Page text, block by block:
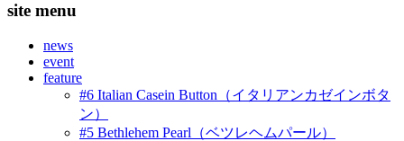
site menu
news
event
feature
#6 Italian Casein Button（イタリアンカゼインボタ
ン）
#5 Bethlehem Pearl（ベツレヘムパール）